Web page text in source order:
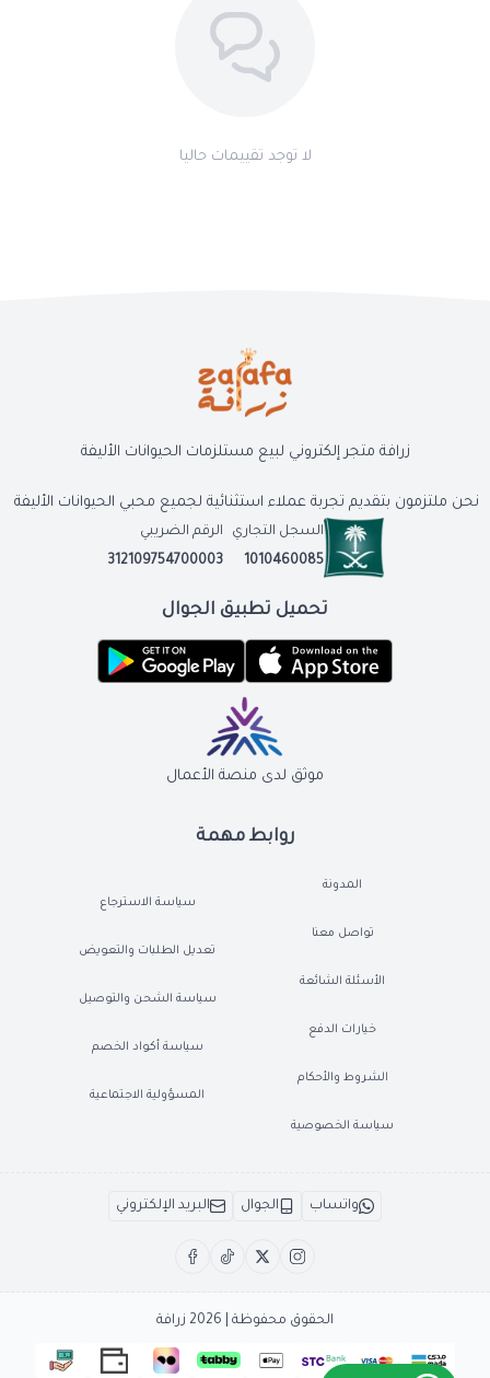
لا توجد تقييمات حاليا
روابط مهمة
المدونة
تواصل معنا
الأسئلة الشائعة
خيارات الدفع
الشروط والأحكام
سياسة الخصوصية
سياسة الاسترجاع
تعديل الطلبات والتعويض
سياسة الشحن والتوصيل
سياسة أكواد الخصم
المسؤولية الاجتماعية
زرافة متجر إلكتروني لبيع مستلزمات الحيوانات الأليفة
نحن ملتزمون بتقديم تجربة عملاء استثنائية لجميع محبي الحيوانات الأليفة
السجل التجاري
1010460085
الرقم الضريبي
312109754700003
تحميل تطبيق الجوال
موثق لدى منصة الأعمال
واتساب الجوال البريد الإلكتروني
الحقوق محفوظة | 2026 زرافة